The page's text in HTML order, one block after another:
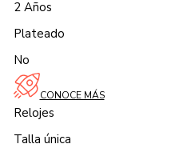
2 Años
Plateado
No
CONOCE MÁS
Relojes
Talla única